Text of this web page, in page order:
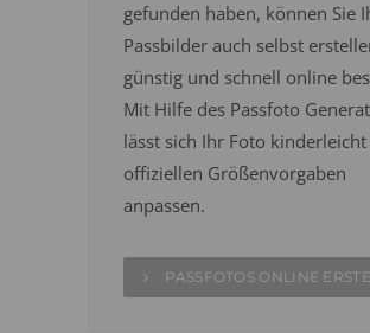
gefunden haben, können Sie
Passbilder auch selbst
günstig und schnell online
Mit Hilfe des Passfoto
lässt sich Ihr Foto
offiziellen Größenvorgaben
anpassen.
PASSFOTOS ONLINE